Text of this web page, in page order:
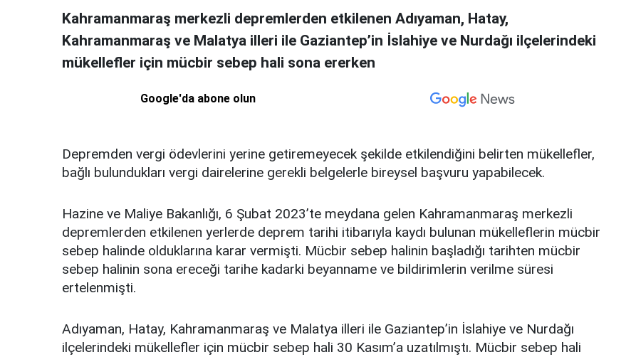
Kahramanmaraş merkezli depremlerden etkilenen Adıyaman, Hatay,
Kahramanmaraş ve Malatya illeri ile Gaziantep’in İslahiye ve Nurdağı ilçelerindeki
mükellefler için mücbir sebep hali sona ererken
Google'da abone olun
Depremden vergi ödevlerini yerine getiremeyecek şekilde etkilendiğini belirten mükellefler,
bağlı bulundukları vergi dairelerine gerekli belgelerle bireysel başvuru yapabilecek.
Hazine ve Maliye Bakanlığı, 6 Şubat 2023’te meydana gelen Kahramanmaraş merkezli
depremlerden etkilenen yerlerde deprem tarihi itibarıyla kaydı bulunan mükelleflerin mücbir
sebep halinde olduklarına karar vermişti. Mücbir sebep halinin başladığı tarihten mücbir
sebep halinin sona ereceği tarihe kadarki beyanname ve bildirimlerin verilme süresi
ertelenmişti.
Adıyaman, Hatay, Kahramanmaraş ve Malatya illeri ile Gaziantep’in İslahiye ve Nurdağı
ilçelerindeki mükellefler için mücbir sebep hali 30 Kasım’a uzatılmıştı. Mücbir sebep hali